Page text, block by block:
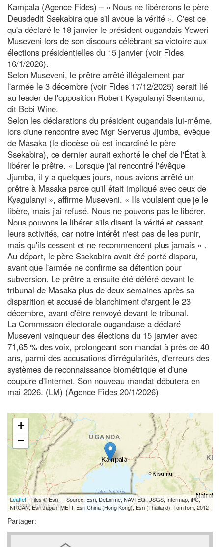
Kampala (Agence Fides) – « Nous ne libérerons le père
Deusdedit Ssekabira que s'il avoue la vérité ». C'est ce
qu'a déclaré le 18 janvier le président ougandais Yoweri
Museveni lors de son discours célébrant sa victoire aux
élections présidentielles du 15 janvier (voir Fides
16/1/2026).
Selon Museveni, le prêtre arrêté illégalement par
l'armée le 3 décembre (voir Fides 17/12/2025) serait lié
au leader de l'opposition Robert Kyagulanyi Ssentamu,
dit Bobi Wine.
Selon les déclarations du président ougandais lui-même,
lors d'une rencontre avec Mgr Serverus Jjumba, évêque
de Masaka (le diocèse où est incardiné le père
Ssekabira), ce dernier aurait exhorté le chef de l'État à
libérer le prêtre. « Lorsque j'ai rencontré l'évêque
Jjumba, il y a quelques jours, nous avions arrêté un
prêtre à Masaka parce qu'il était impliqué avec ceux de
Kyagulanyi », affirme Museveni. « Ils voulaient que je le
libère, mais j'ai refusé. Nous ne pouvons pas le libérer.
Nous pouvons le libérer s'ils disent la vérité et cessent
leurs activités, car notre intérêt n'est pas de les punir,
mais qu'ils cessent et ne recommencent plus jamais » .
Au départ, le père Ssekabira avait été porté disparu,
avant que l'armée ne confirme sa détention pour
subversion. Le prêtre a ensuite été déféré devant le
tribunal de Masaka plus de deux semaines après sa
disparition et accusé de blanchiment d'argent le 23
décembre, avant d'être renvoyé devant le tribunal.
La Commission électorale ougandaise a déclaré
Museveni vainqueur des élections du 15 janvier avec
71,65 % des voix, prolongeant son mandat à près de 40
ans, parmi des accusations d'irrégularités, d'erreurs des
systèmes de reconnaissance biométrique et d'une
coupure d'Internet. Son nouveau mandat débutera en
mai 2026. (LM) (Agence Fides 20/1/2026)
+
−
Leaflet | Tiles © Esri — Source: Esri, DeLorme, NAVTEQ, USGS, Intermap, iPC,
NRCAN, Esri Japan, METI, Esri China (Hong Kong), Esri (Thailand), TomTom, 2012
Partager: